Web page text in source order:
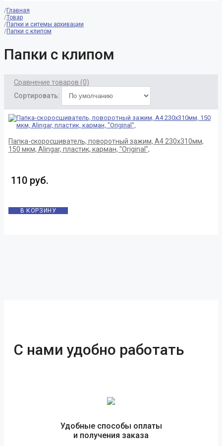
Главная
Товар
Папки и ситемы архивации
Папки с клипом
Папки с клипом
Сравнение товаров (0)
Сортировать:
Папка-скоросшиватель, поворотный зажим, А4 230х310мм,
150 мкм, Alingar, пластик, карман, "Original",
110 руб.
В КОРЗИНУ
С нами удобно работать
Удобные способы оплаты
и получения заказа